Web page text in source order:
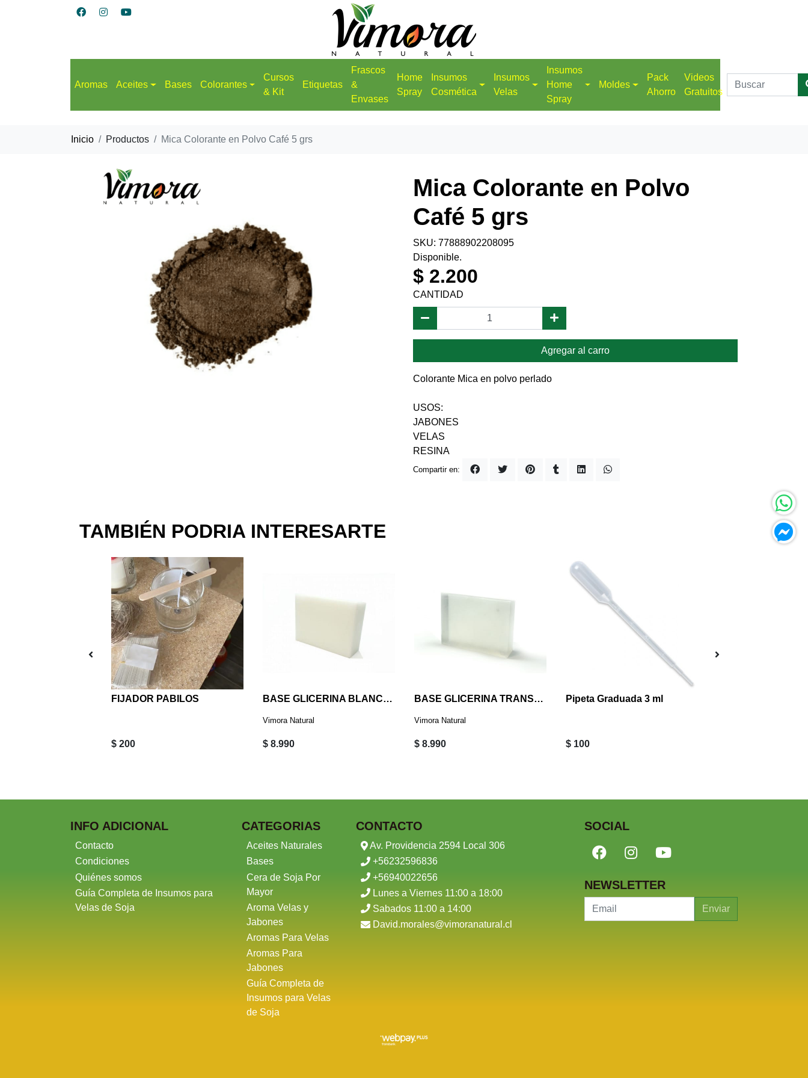
Aromas Aceites Bases Colorantes
Cursos
& Kit
Etiquetas
Frascos
&
Envases
Home
Spray
Insumos
Cosmética
Insumos
Velas
Insumos
Home
Spray
Moldes
Pack
Ahorro
Videos
Gratuitos
Inicio Productos Mica Colorante en Polvo Café 5 grs
Mica Colorante en Polvo
Café 5 grs
SKU: 77888902208095
Disponible.
$ 2.200
CANTIDAD
Agregar al carro
Colorante Mica en polvo perlado
USOS:
JABONES
VELAS
RESINA
Compartir en:
TAMBIÉN PODRIA INTERESARTE
FIJADOR PABILOS
$ 200
BASE GLICERINA BLANCA COCO GRANEL IMPORTADA 1 KG
Vimora Natural
$ 8.990
BASE GLICERINA TRANSPARENTE GRANEL IMPORTADA 1 KG
Vimora Natural
$ 8.990
Pipeta Graduada 3 ml
$ 100
INFO ADICIONAL
Contacto
Condiciones
Quiénes somos
Guía Completa de Insumos para
Velas de Soja
CATEGORIAS
Aceites Naturales
Bases
Cera de Soja Por
Mayor
Aroma Velas y
Jabones
Aromas Para Velas
Aromas Para
Jabones
Guía Completa de
Insumos para Velas
de Soja
CONTACTO
Av. Providencia 2594 Local 306
+56232596836
+56940022656
Lunes a Viernes 11:00 a 18:00
Sabados 11:00 a 14:00
David.morales@vimoranatural.cl
SOCIAL
NEWSLETTER
Enviar